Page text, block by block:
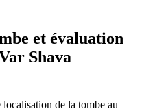
et évaluation
Shava
de la tombe au